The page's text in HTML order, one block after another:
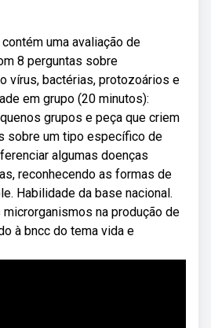
uma avaliação de
8 perguntas sobre
vírus, bactérias, protozoários e
em grupo (20 minutos):
grupos e peça que criem
sobre um tipo específico de
algumas doenças
reconhecendo as formas de
Habilidade da base nacional.
microrganismos na produção de
à bncc do tema vida e